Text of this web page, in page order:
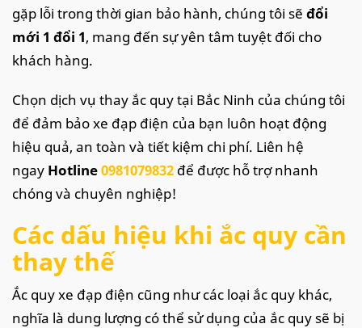
gặp lỗi trong thời gian bảo hành, chúng tôi sẽ đổi
mới 1 đổi 1, mang đến sự yên tâm tuyệt đối cho
khách hàng.
Chọn dịch vụ thay ắc quy tại Bắc Ninh của chúng tôi
để đảm bảo xe đạp điện của bạn luôn hoạt động
hiệu quả, an toàn và tiết kiệm chi phí. Liên hệ
ngay Hotline0981079832 để được hỗ trợ nhanh
chóng và chuyên nghiệp!
Các dấu hiệu khi ắc quy cần
thay thế
Ắc quy xe đạp điện cũng như các loại ắc quy khác,
nghĩa là dung lượng có thể sử dụng của ắc quy sẽ bị